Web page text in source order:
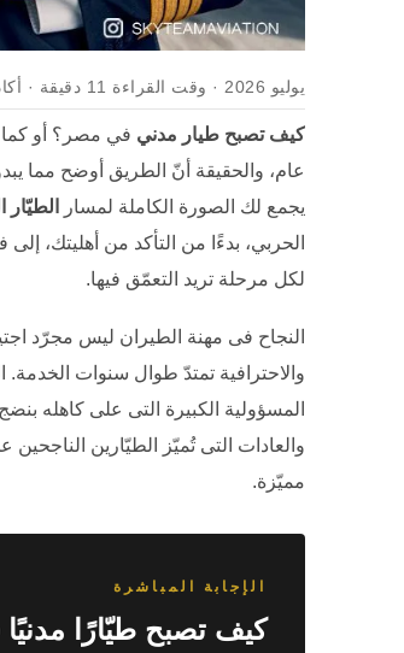
يوليو 2026 · وقت القراءة 11 دقيقة · أكاديمية سكاي تيم للطيران
كيف تصبح طيار مدني في مصر؟ أو
عام، والحقيقة أنّ الطريق أوضح
يجمع لك الصورة الكاملة لمسار
الطيّار
الحربي، بدءًا من التأكد من أهليتك،
لكل مرحلة تريد التعمّق فيها.
النجاح فى مهنة الطيران ليس مجرّد
والاحترافية تمتدّ طوال سنوات الخدمة.
المسؤولية الكبيرة التى على كاهله
والعادات التى تُميّز الطيّارين
مميّزة.
الإجابة المباشرة
كيف تصبح طيّارًا